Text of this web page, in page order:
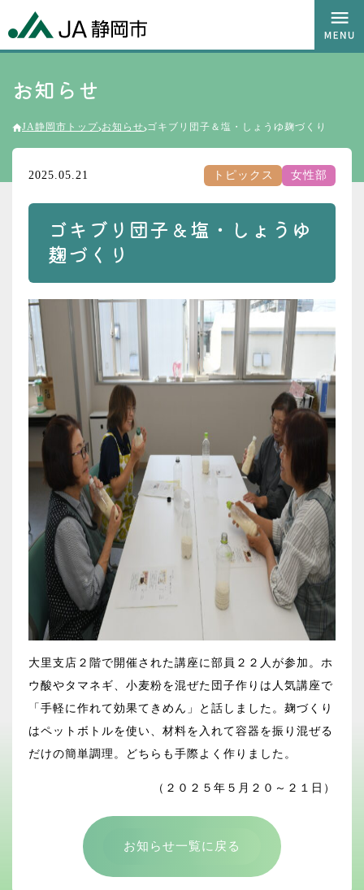
お知らせ
JA静岡市トップ お知らせ ゴキブリ団子＆塩・しょうゆ麹づくり
2025.05.21 トピックス 女性部
ゴキブリ団子＆塩・しょうゆ
麹づくり
大里支店２階で開催された講座に部員２２人が参加。ホ
ウ酸やタマネギ、小麦粉を混ぜた団子作りは人気講座で
「手軽に作れて効果てきめん」と話しました。麹づくり
はペットボトルを使い、材料を入れて容器を振り混ぜる
だけの簡単調理。どちらも手際よく作りました。
（２０２５年５月２０～２１日）
お知らせ一覧に戻る